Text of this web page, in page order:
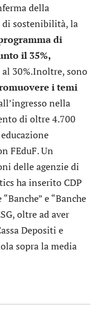
della
di sostenibilità, la
di
il 35%,
30%.Inoltre, sono
i temi
nella
di oltre 4.700
FEduF. Un
delle agenzie di
ha inserito CDP
e “Banche
oltre ad aver
Depositi e
sopra la media